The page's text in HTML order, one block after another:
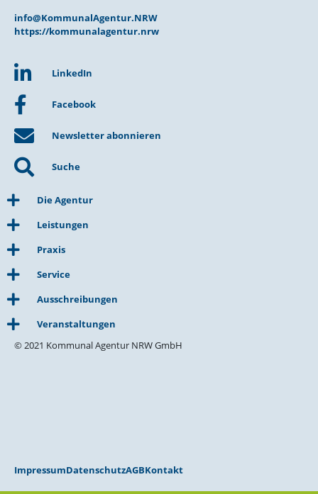
info@KommunalAgentur.NRW
https://kommunalagentur.nrw
LinkedIn
Facebook
Newsletter abonnieren
Suche
Die Agentur
Leistungen
Praxis
Service
Ausschreibungen
Veranstaltungen
© 2021 Kommunal Agentur NRW GmbH
ImpressumDatenschutzAGBKontakt